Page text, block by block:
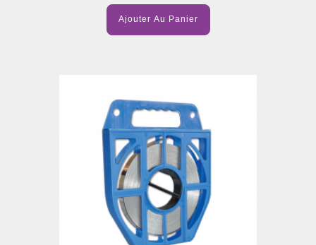
Ajouter Au Panier